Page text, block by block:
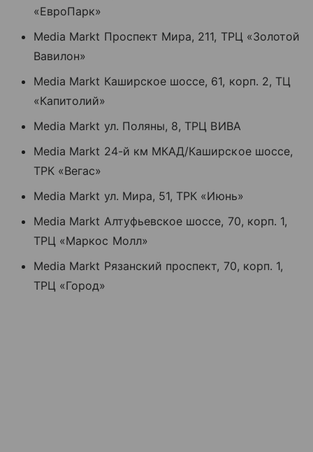
«ЕвроПарк»
Media Markt Проспект Мира, 211, ТРЦ «Золотой
Вавилон»
Media Markt Каширское шоссе, 61, корп. 2, ТЦ
«Капитолий»
Media Markt ул. Поляны, 8, ТРЦ ВИВА
Media Markt 24-й км МКАД/Каширское шоссе,
ТРК «Вегас»
Media Markt ул. Мира, 51, ТРК «Июнь»
Media Markt Алтуфьевское шоссе, 70, корп. 1,
ТРЦ «Маркос Молл»
Media Markt Рязанский проспект, 70, корп. 1,
ТРЦ «Город»